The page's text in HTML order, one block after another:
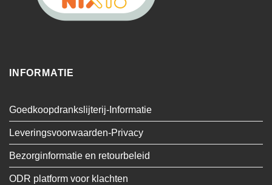
INFORMATIE
Goedkoopdrankslijterij-Informatie
Leveringsvoorwaarden-Privacy
Bezorginformatie en retourbeleid
ODR platform voor klachten